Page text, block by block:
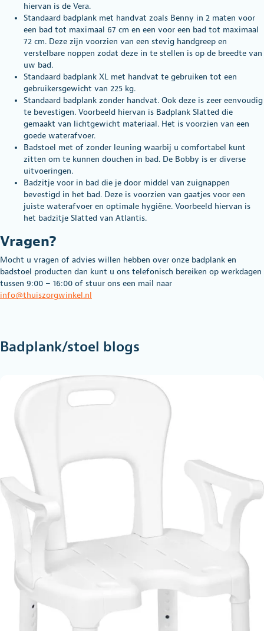
hiervan is de Vera.
Standaard badplank met handvat zoals Benny in 2 maten voor
een bad tot maximaal 67 cm en een voor een bad tot maximaal
72 cm. Deze zijn voorzien van een stevig handgreep en
verstelbare noppen zodat deze in te stellen is op de breedte van
uw bad.
Standaard badplank XL met handvat te gebruiken tot een
gebruikersgewicht van 225 kg.
Standaard badplank zonder handvat. Ook deze is zeer eenvoudig
te bevestigen. Voorbeeld hiervan is Badplank Slatted die
gemaakt van lichtgewicht materiaal. Het is voorzien van een
goede waterafvoer.
Badstoel met of zonder leuning waarbij u comfortabel kunt
zitten om te kunnen douchen in bad. De Bobby is er diverse
uitvoeringen.
Badzitje voor in bad die je door middel van zuignappen
bevestigd in het bad. Deze is voorzien van gaatjes voor een
juiste waterafvoer en optimale hygiëne. Voorbeeld hiervan is
het badzitje Slatted van Atlantis.
Vragen?
Mocht u vragen of advies willen hebben over onze badplank en
badstoel producten dan kunt u ons telefonisch bereiken op werkdagen
tussen 9:00 – 16:00 of stuur ons een mail naar
info@thuiszorgwinkel.nl
Badplank/stoel blogs